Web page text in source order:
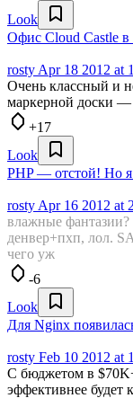
Look
Офис Cloud Castle в
rosty Apr 18 2012 at
Очень классный и
маркерной доски —
+17
Look
PHP — отстой! Но
rosty Apr 16 2012 at
влажные
денвер+пхп, лол.
чего уж
-6
Look
Для Nginx
rosty Feb 10 2012 at
С бюджетом в
эффективнее будет